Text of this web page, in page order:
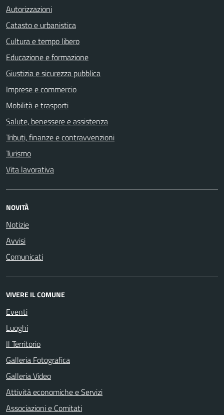
Autorizzazioni
Catasto e urbanistica
Cultura e tempo libero
Educazione e formazione
Giustizia e sicurezza pubblica
Imprese e commercio
Mobilità e trasporti
Salute, benessere e assistenza
Tributi, finanze e contravvenzioni
Turismo
Vita lavorativa
NOVITÀ
Notizie
Avvisi
Comunicati
VIVERE IL COMUNE
Eventi
Luoghi
Il Territorio
Galleria Fotografica
Galleria Video
Attività economiche e Servizi
Associazioni e Comitati